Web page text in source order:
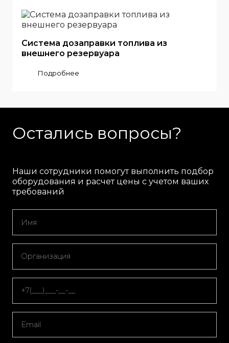
Система дозаправки топлива из
внешнего резервуара
Подробнее
Остались вопросы?
Наши сотрудники помогут выполнить подбор
оборудования и расчет цены с учетом ваших
требований